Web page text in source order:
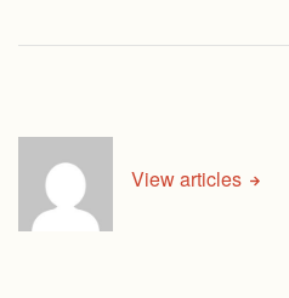
View articles